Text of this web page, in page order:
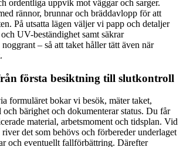
ordentliga uppvik mot väggar och sarger.
rännor, brunnar och bräddavlopp för att
På utsatta lägen väljer vi papp och detaljer
UV-beständighet samt säkrar
– så att taket håller tätt även när
första besiktning till slutkontroll
formuläret bokar vi besök, mäter taket,
bärighet och dokumenterar status. Du får
material, arbetsmoment och tidsplan. Vid
det som behövs och förbereder underlaget
och eventuellt fallförbättring. Därefter